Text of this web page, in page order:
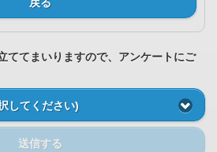
ててまいりますので、アンケートにご
してください)
送信する